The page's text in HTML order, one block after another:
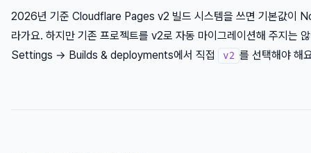
2026년 기준 Cloudflare Pages v2 빌드 시스템을 쓰면 기본값이
라가요. 하지만 기존 프로젝트를 v2로 자동 마이그레이션해 주지는
Settings → Builds & deployments에서 직접
v2 를 선택해야 해